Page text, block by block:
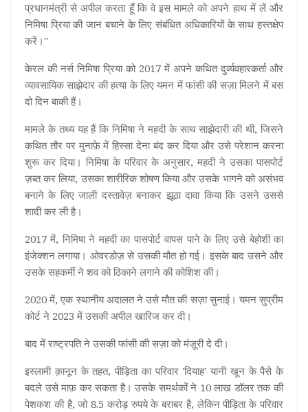
प्रधानमंत्री से अपील करता हूँ कि वे इस मामले को अपने हाथ में लें और
निमिषा प्रिया की जान बचाने के लिए संबंधित अधिकारियों के साथ हस्तक्षेप
करें।"
केरल की नर्स निमिषा प्रिया को 2017 में अपने कथित दुर्व्यवहारकर्ता और
व्यावसायिक साझेदार की हत्या के लिए यमन में फांसी की सज़ा मिलने में बस
दो दिन बाकी हैं।
मामले के तथ्य यह हैं कि निमिषा ने महदी के साथ साझेदारी की थी, जिसने
कथित तौर पर मुनाफ़े में हिस्सा देना बंद कर दिया और उसे परेशान करना
शुरू कर दिया। निमिषा के परिवार के अनुसार, महदी ने उसका पासपोर्ट
ज़ब्त कर लिया, उसका शारीरिक शोषण किया और उसके भागने को असंभव
बनाने के लिए जाली दस्तावेज़ बनाकर झूठा दावा किया कि उसने उससे
शादी कर ली है।
2017 में, निमिषा ने महदी का पासपोर्ट वापस पाने के लिए उसे बेहोशी का
इंजेक्शन लगाया। ओवरडोज़ से उसकी मौत हो गई। इसके बाद उसने और
उसके सहकर्मी ने शव को ठिकाने लगाने की कोशिश की।
2020 में, एक स्थानीय अदालत ने उसे मौत की सज़ा सुनाई। यमन सुप्रीम
कोर्ट ने 2023 में उसकी अपील खारिज कर दी।
बाद में राष्ट्रपति ने उसकी फांसी की सज़ा को मंज़ूरी दे दी।
इस्लामी क़ानून के तहत, पीड़िता का परिवार 'दियाह' यानी खून के पैसे के
बदले उसे माफ़ कर सकता है। उसके समर्थकों ने 10 लाख डॉलर तक की
पेशकश की है, जो 8.5 करोड़ रुपये के बराबर है, लेकिन पीड़िता के परिवार